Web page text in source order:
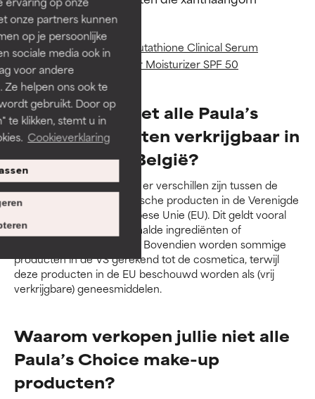
onze partners kunnen
op je persoonlijke
sociale media ook in
voor andere
helpen ons ook te
gebruikt. Door op
te klikken, stemt u in
Cookieverklaring
bevatten:
C+ 25% Vitamin C + Glutathione Clinical Serum
C+ 5% Vitamin C Sheer Moisturizer SPF 50
Waarom zijn niet alle Paula’s
Choice producten verkrijgbaar in
Nederland en België?
Dat komt door het feit dat er verschillen zijn tussen de
regelgeving voor cosmetische producten in de Verenigde
Staten (VS) en in de Europese Unie (EU). Dit geldt vooral
voor het gebruik van bepaalde ingrediënten of
werkstoffen in cosmetica. Bovendien worden sommige
producten in de VS gerekend tot de cosmetica, terwijl
deze producten in de EU beschouwd worden als (vrij
verkrijgbare) geneesmiddelen.
Waarom verkopen jullie niet alle
Paula’s Choice make-up
producten?